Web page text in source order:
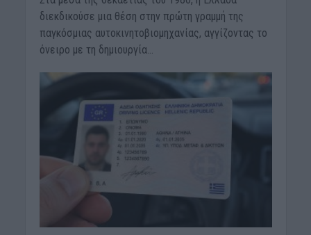
διεκδικούσε μια θέση στην πρώτη γραμμή της
παγκόσμιας αυτοκινητοβιομηχανίας, αγγίζοντας το
όνειρο με τη δημιουργία...